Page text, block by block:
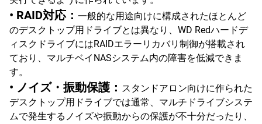
• RAID対応： 一般的な用途向けに構成されたほとんど
のデスクトップ用ドライブとは異なり、WD Redハードデ
ィスクドライブにはRAIDエラーリカバリ制御が搭載され
ており、マルチベイNASシステム内の障害を低減できま
す。
• ノイズ・振動保護： スタンドアロン向けに作られた
デスクトップ用ドライブでは通常、マルチドライブシステ
ムで発生するノイズや振動からの保護が不十分だったり、